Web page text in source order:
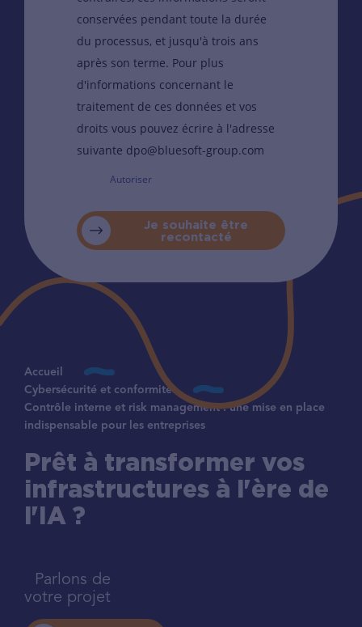
conservées pendant toute la durée
du processus, et jusqu'à trois ans
après son terme. Pour plus
d'informations concernant le
traitement de ces données et vos
droits vous pouvez écrire à l'adresse
suivante dpo@bluesoft-group.com
Autoriser
Je souhaite être
recontacté
Accueil
Cybersécurité et conformité
Contrôle interne et risk management : une mise en place
indispensable pour les entreprises
Prêt à transformer vos
infrastructures à l'ère de
l'IA ?
Parlons de
votre projet